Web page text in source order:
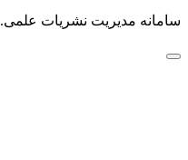
سامانه مدیریت نشریات علمی.